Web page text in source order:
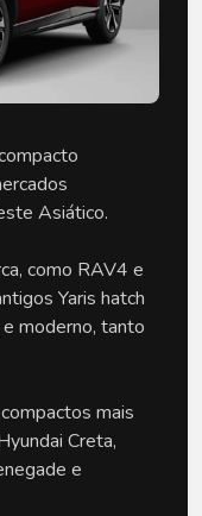
Asiático.
como RAV4 e
Yaris hatch
moderno, tanto
mais
Creta,
e